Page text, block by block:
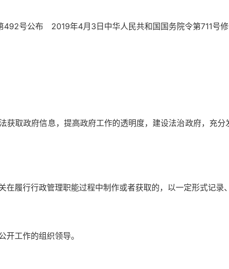
号公布 2019年4月3日中华人民共和国国务院令第711号
政府信息，提高政府工作的透明度，建设法治政府，充分
行行政管理职能过程中制作或者获取的，以一定形式记录
工作的组织领导。